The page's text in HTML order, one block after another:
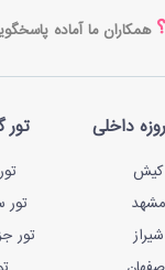
همکاران ما آماده
داخلی
کیش
تور
تور